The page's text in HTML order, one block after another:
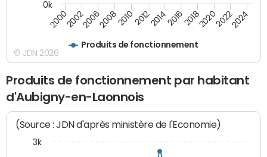
Produits de fonctionnement
200020022006200820102012201420162018202020222024
0k
© JDN 2026
Produits de fonctionnement par habitant
d'Aubigny-en-Laonnois
(Source : JDN d'après ministère de l'Economie)
3k